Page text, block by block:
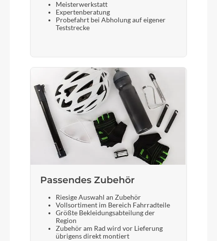
ACID Sequence 160
RockShox Recon Silver RL Air, Tapered,
15x110mm, 120mm (27.5: 100mm)
Display
Bosch Purion 200 with Integrated Display
Sattelstütze
CUBE Dropper Post, Handlebar Lever, Internal
Meisterwerkstatt
Expertenberatung
Probefahrt bei Abholung auf eigener
Teststrecke
Passendes Zubehör
Riesige Auswahl an Zubehör
Vollsortiment im Bereich Fahrradteile
Größte Bekleidungsabteilung der
Region
Zubehör am Rad wird vor Lieferung
übrigens direkt montiert